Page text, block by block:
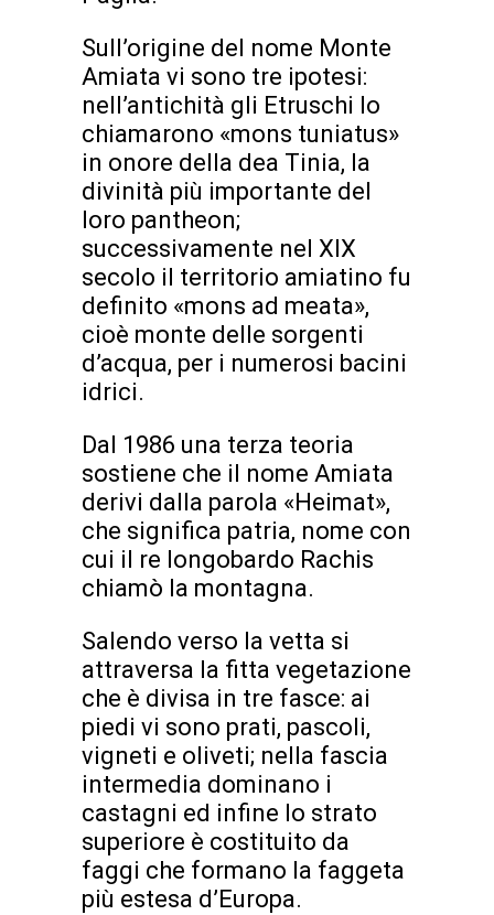
Sull’origine del nome Monte
Amiata vi sono tre ipotesi:
nell’antichità gli Etruschi lo
chiamarono «mons tuniatus»
in onore della dea Tinia, la
divinità più importante del
loro pantheon;
successivamente nel XIX
secolo il territorio amiatino fu
definito «mons ad meata»,
cioè monte delle sorgenti
d’acqua, per i numerosi bacini
idrici.
Dal 1986 una terza teoria
sostiene che il nome Amiata
derivi dalla parola «Heimat»,
che significa patria, nome con
cui il re longobardo Rachis
chiamò la montagna.
Salendo verso la vetta si
attraversa la fitta vegetazione
che è divisa in tre fasce: ai
piedi vi sono prati, pascoli,
vigneti e oliveti; nella fascia
intermedia dominano i
castagni ed infine lo strato
superiore è costituito da
faggi che formano la faggeta
più estesa d’Europa.